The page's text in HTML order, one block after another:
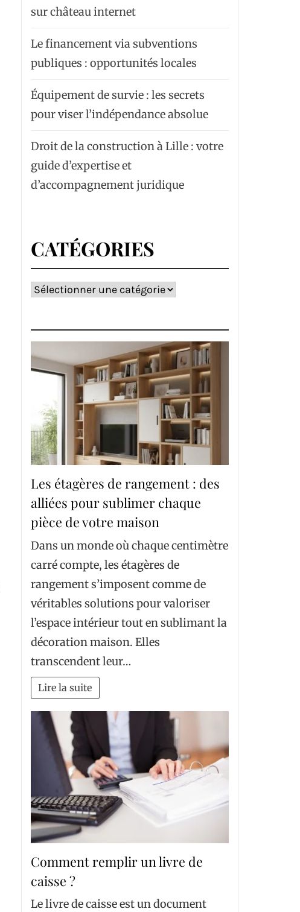
sur château internet
Le financement via subventions
publiques : opportunités locales
Équipement de survie : les secrets
pour viser l’indépendance absolue
Droit de la construction à Lille : votre
guide d’expertise et
d’accompagnement juridique
CATÉGORIES
Catégories
Les étagères de rangement : des
alliées pour sublimer chaque
pièce de votre maison
Dans un monde où chaque centimètre
carré compte, les étagères de
rangement s’imposent comme de
véritables solutions pour valoriser
l’espace intérieur tout en sublimant la
décoration maison. Elles
transcendent leur…
Lire la suite
Comment remplir un livre de
caisse ?
Le livre de caisse est un document